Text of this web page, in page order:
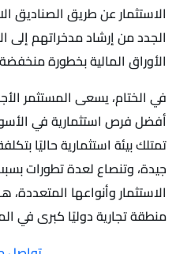
الاستثمار عن طريق الصناديق
الجدد من إرشاد مدخراتهم إلى
الأوراق المالية بخطورة
في الختام، يسعى المستثمر
أفضل فرص استثمارية في
تمتلك بيئة استثمارية حاليًا
جيدة، وتنصاع لعدة تطورات
الاستثمار وأنواعها
منطقة تجارية دوليًا كبرى في